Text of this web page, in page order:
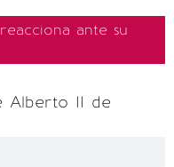
ante su
Alberto II de